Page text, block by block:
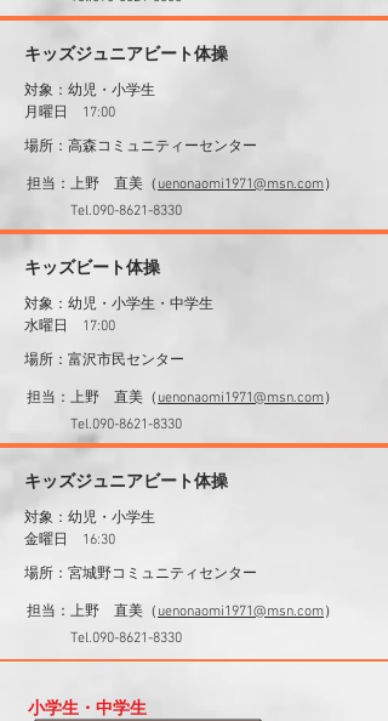
​キッズジュニアビート体操
対象：幼児・小学生
月曜日 17:00
場所：高森コミュニティーセンター
担当：上野 直美（ uenonaomi1971@msn.com）
​ Tel.090-8621-8330
​キッズビート体操
対象：幼児・小学生・中学生
水曜日 17:00
場所：富沢市民センター
担当：上野 直美（ uenonaomi1971@msn.com）
​ Tel.090-8621-8330
​キッズジュニアビート体操
対象：幼児・小学生
金曜日 16:30
場所：宮城野コミュニティセンター
担当：上野 直美（ uenonaomi1971@msn.com）
​ Tel.090-8621-8330
​小学生・中学生